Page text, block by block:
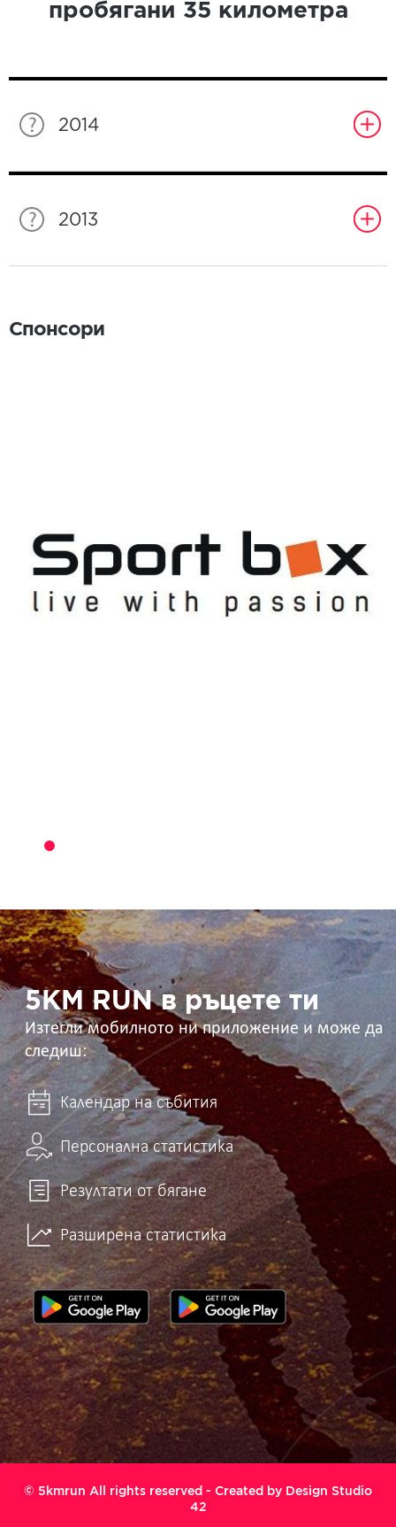
пробягани 35 километра
2014
2013
Спонсори
5KM
RUN
в
ръцете
ти 5KM RUN в ръцете ти
Изтегли мобилното ни приложение и може да
следиш:
Календар на събития
Персонална статистика
Резултати от бягане
Разширена статистика
© 5kmrun All rights reserved - Created by Design Studio
42